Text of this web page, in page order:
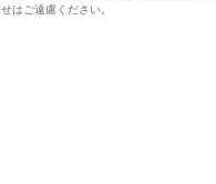
せはご遠慮ください。